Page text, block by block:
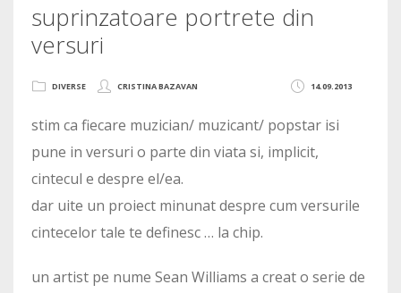
suprinzatoare portrete din
versuri
14.09.2013
DIVERSE CRISTINA BAZAVAN
stim ca fiecare muzician/ muzicant/ popstar isi
pune in versuri o parte din viata si, implicit,
cintecul e despre el/ea.
dar uite un proiect minunat despre cum versurile
cintecelor tale te definesc … la chip.
un artist pe nume Sean Williams a creat o serie de